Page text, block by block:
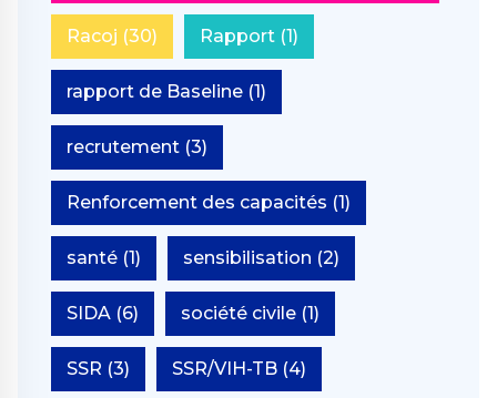
Racoj (30) Rapport (1)
rapport de Baseline (1)
recrutement (3)
Renforcement des capacités (1)
santé (1) sensibilisation (2)
SIDA (6) société civile (1)
SSR (3) SSR/VIH-TB (4)